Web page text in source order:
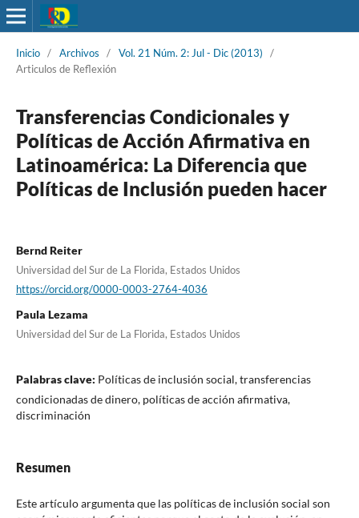
Inicio / Archivos / Vol. 21 Núm. 2: Jul - Dic (2013)
/
Articulos de Reflexión
Transferencias Condicionales y
Políticas de Acción Afirmativa en
Latinoamérica: La Diferencia que
Políticas de Inclusión pueden hacer
Bernd Reiter
Universidad del Sur de La Florida, Estados Unidos
https://orcid.org/0000-0003-2764-4036
Paula Lezama
Universidad del Sur de La Florida, Estados Unidos
Palabras clave: Políticas de inclusión social, transferencias
condicionadas de dinero, políticas de acción afirmativa,
discriminación
Resumen
Este artículo argumenta que las políticas de inclusión social son